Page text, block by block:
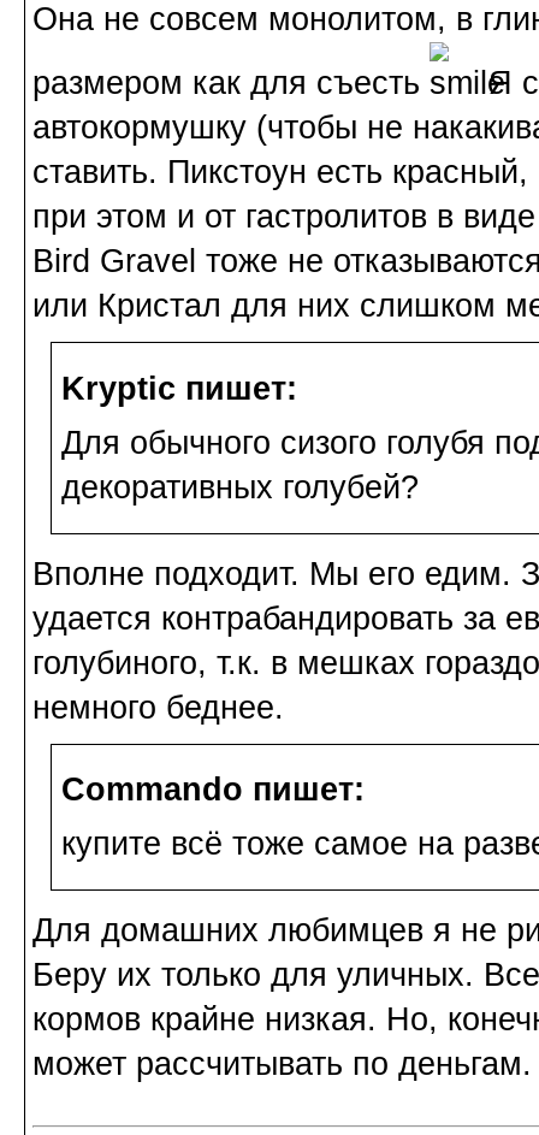
Она не совсем монолитом, в
размером как для съесть
Я
автокормушку (чтобы не
ставить. Пикстоун есть
при этом и от гастролитов в
Bird Gravel тоже не
или Кристал для них слишком
Kryptic пишет:
Для обычного сизого голубя
декоративных голубей?
Вполне подходит. Мы его едим.
удается контрабандировать за
голубиного, т.к. в мешках
немного беднее.
Commando пишет:
купите всё тоже самое на
Для домашних любимцев я не
Беру их только для уличных.
кормов крайне низкая. Но,
может рассчитывать по деньгам.